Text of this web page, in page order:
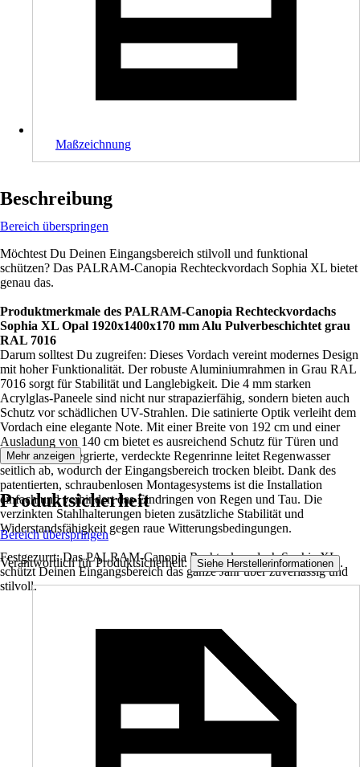
Maßzeichnung
Beschreibung
Bereich überspringen
Möchtest Du Deinen Eingangsbereich stilvoll und funktional
schützen? Das PALRAM-Canopia Rechteckvordach Sophia XL bietet
genau das.
Produktmerkmale des PALRAM-Canopia Rechteckvordachs
Sophia XL Opal 1920x1400x170 mm Alu Pulverbeschichtet grau
RAL 7016
Darum solltest Du zugreifen: Dieses Vordach vereint modernes Design
mit hoher Funktionalität. Der robuste Aluminiumrahmen in Grau RAL
7016 sorgt für Stabilität und Langlebigkeit. Die 4 mm starken
Acrylglas-Paneele sind nicht nur strapazierfähig, sondern bieten auch
Schutz vor schädlichen UV-Strahlen. Die satinierte Optik verleiht dem
Vordach eine elegante Note. Mit einer Breite von 192 cm und einer
Ausladung von 140 cm bietet es ausreichend Schutz für Türen und
Fenster. Die integrierte, verdeckte Regenrinne leitet Regenwasser
seitlich ab, wodurch der Eingangsbereich trocken bleibt. Dank des
patentierten, schraubenlosen Montagesystems ist die Installation
einfach und verhindert das Eindringen von Regen und Tau. Die
verzinkten Stahlhalterungen bieten zusätzliche Stabilität und
Widerstandsfähigkeit gegen raue Witterungsbedingungen.
Festgezurrt: Das PALRAM-Canopia Rechteckvordach Sophia XL
schützt Deinen Eingangsbereich das ganze Jahr über zuverlässig und
stilvoll.
Mehr anzeigen
Produktsicherheit
Bereich überspringen
Verantwortlich für Produktsicherheit: Siehe Herstellerinformationen .